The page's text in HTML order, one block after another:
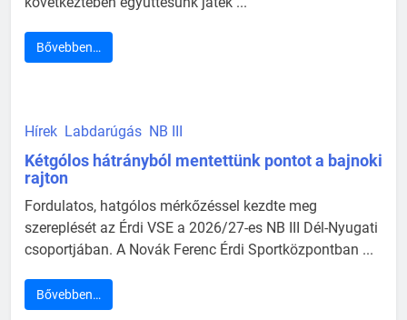
Bővebben…
Hírek Labdarúgás NB III
Kétgólos hátrányból mentettünk pontot a bajnoki
rajton
Fordulatos, hatgólos mérkőzéssel kezdte meg
szereplését az Érdi VSE a 2026/27-es NB III Dél-Nyugati
csoportjában. A Novák Ferenc Érdi Sportközpontban ...
Bővebben…